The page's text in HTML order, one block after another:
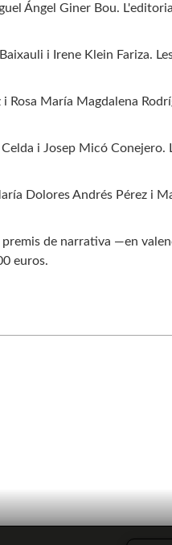
Ángel Giner Bou.
i Irene Klein Fariza.
María Magdalena
i Josep Micó Conejero.
Dolores Andrés Pérez i
de narrativa —en
euros.